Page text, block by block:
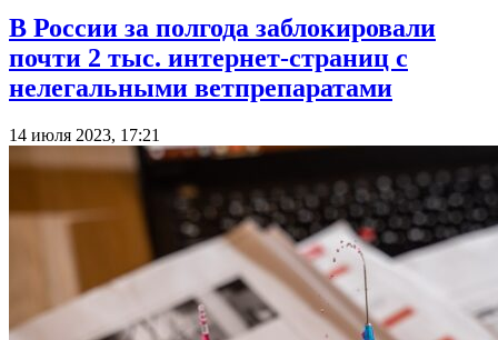
В России за полгода заблокировали
почти 2 тыс. интернет-страниц с
нелегальными ветпрепаратами
14 июля 2023, 17:21